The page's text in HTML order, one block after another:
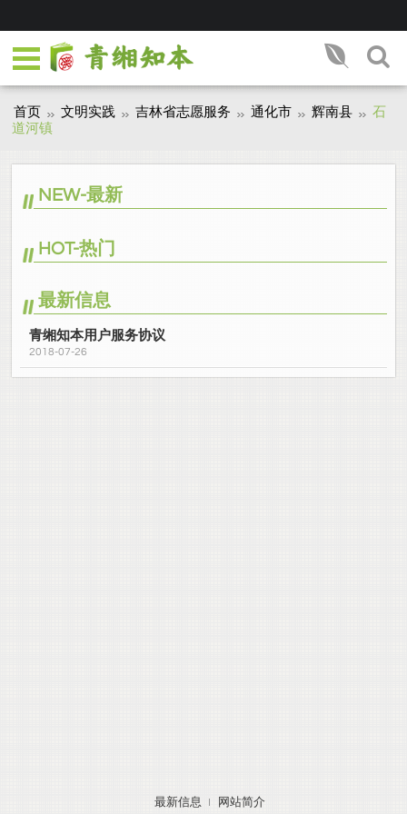
首页 文明实践 吉林省志愿服务 通化市 辉南县
石
道河镇
NEW-最新
HOT-热门
最新信息
青缃知本用户服务协议
2018-07-26
最新信息 网站简介